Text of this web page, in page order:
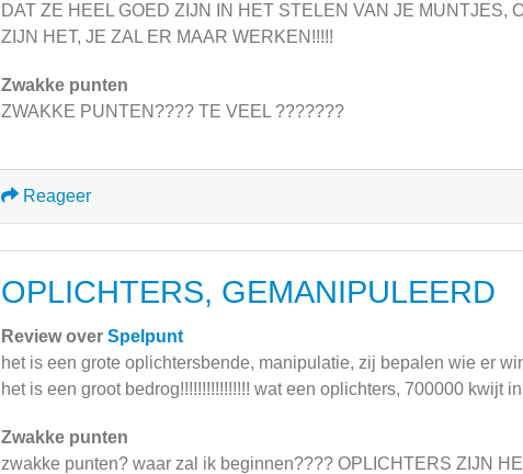
DAT ZE HEEL GOED ZIJN IN HET STELEN VAN JE MUNTJES,
ZIJN HET, JE ZAL ER MAAR WERKEN!!!!!
Zwakke punten
ZWAKKE PUNTEN???? TE VEEL ???????
Reageer
OPLICHTERS, GEMANIPULEERD
Review over Spelpunt
het is een grote oplichtersbende, manipulatie, zij bepalen wie er
het is een groot bedrog!!!!!!!!!!!!!!!! wat een oplichters, 700000 kwijt
Zwakke punten
zwakke punten? waar zal ik beginnen???? OPLICHTERS ZIJN